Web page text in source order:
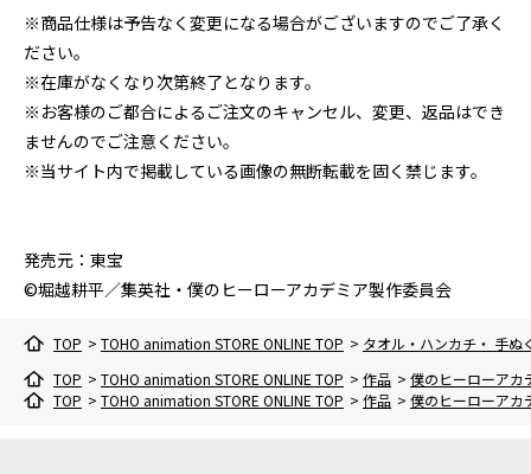
※商品仕様は予告なく変更になる場合がございますのでご了承く
ださい。
※在庫がなくなり次第終了となります。
※お客様のご都合によるご注文のキャンセル、変更、返品はでき
ませんのでご注意ください。
※当サイト内で掲載している画像の無断転載を固く禁じます。
発売元：東宝
©堀越耕平／集英社・僕のヒーローアカデミア製作委員会
TOP > TOHO animation STORE ONLINE TOP > タオル・ハンカチ・ 手ぬ
TOP > TOHO animation STORE ONLINE TOP > 作品 > 僕のヒーローアカ
TOP > TOHO animation STORE ONLINE TOP > 作品 > 僕のヒーローアカ